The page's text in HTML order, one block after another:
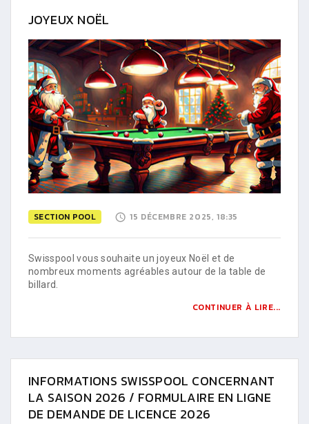
JOYEUX NOËL
SECTION POOL 15 DÉCEMBRE 2025, 18:35
Swisspool vous souhaite un joyeux Noël et de
nombreux moments agréables autour de la table de
billard.
CONTINUER À LIRE...
INFORMATIONS SWISSPOOL CONCERNANT
LA SAISON 2026 / FORMULAIRE EN LIGNE
DE DEMANDE DE LICENCE 2026